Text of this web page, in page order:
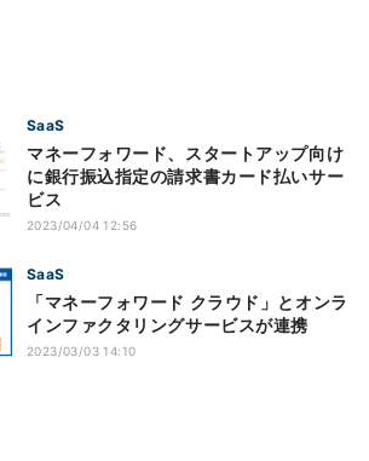
SaaS
マネーフォワード、スタートアップ向け
に銀行振込指定の請求書カード払いサー
ビス
2023/04/04 12:56
SaaS
「マネーフォワード クラウド」とオンラ
インファクタリングサービスが連携
2023/03/03 14:10